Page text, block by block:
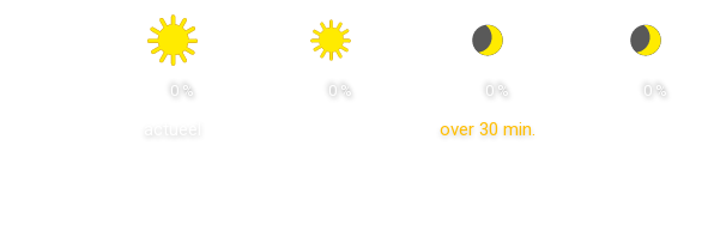
0 % 0 %
over 30 min.
0 % 0 %